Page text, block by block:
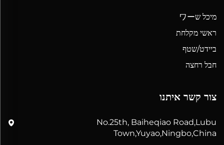
מיכל שワー
ראשי מקלחת
ביידט/שטף
חבל רחצה
צור קשר איתנו
No.25th, Baiheqiao Road,Lubu
Town,Yuyao,Ningbo,China